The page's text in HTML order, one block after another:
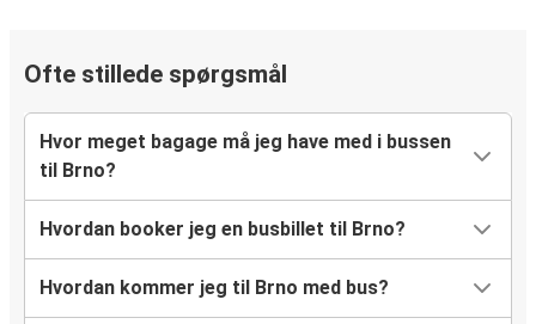
Český Krumlov
Ofte stillede spørgsmål
Hvor meget bagage må jeg have med i bussen
til Brno?
Hvordan booker jeg en busbillet til Brno?
Hvordan kommer jeg til Brno med bus?